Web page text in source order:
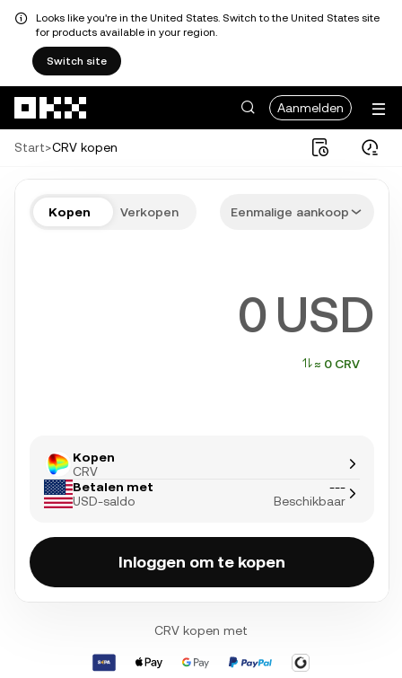
Looks like you're in the United States. Switch to the United States site
for products available in your region.
Switch site
Aanmelden
Start>CRV kopen
Kopen Verkopen Eenmalige aankoop
USD
≈ 0 CRV
Kopen
CRV
Betalen met
USD-saldo
---
Beschikbaar
Inloggen om te kopen
CRV kopen met